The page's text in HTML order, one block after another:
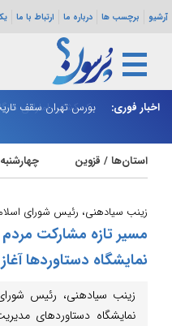
آرشیو برچسب ها درباره ما ارتباط با ما
اخبار فوری:
گرفت بورس تهران سقف
استان‌ها / قزوین چهارشنبه 9 مهر 1404 - 10:24
زینب سیادهنی، رئیس شورای
مسیر تازه مشارکت
نمایشگاه دستاوردها
زینب سیادهنی، رئیس
نمایشگاه دستاوردهای